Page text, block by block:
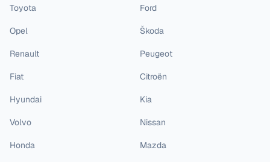
Toyota Ford
Opel Škoda
Renault Peugeot
Fiat Citroën
Hyundai Kia
Volvo Nissan
Honda Mazda